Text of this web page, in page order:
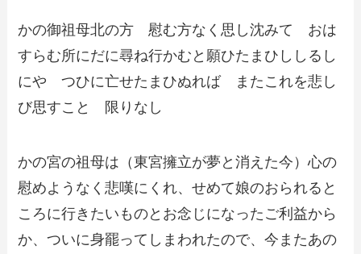
かの御祖母北の方 慰む方なく思し沈みて おは
すらむ所にだに尋ね行かむと願ひたまひししるし
にや つひに亡せたまひぬれば またこれを悲し
び思すこと 限りなし
かの宮の祖母は（東宮擁立が夢と消えた今）心の
慰めようなく悲嘆にくれ、せめて娘のおられると
ころに行きたいものとお念じになったご利益から
か、ついに身罷ってしまわれたので、今またあの